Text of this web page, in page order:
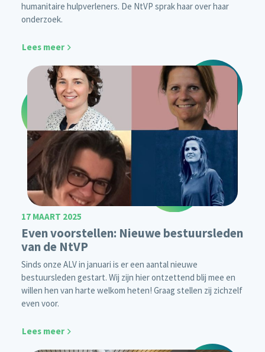
humanitaire hulpverleners. De NtVP sprak haar over haar
onderzoek.
Lees meer
17 MAART 2025
Even voorstellen: Nieuwe bestuursleden
van de NtVP
Sinds onze ALV in januari is er een aantal nieuwe
bestuursleden gestart. Wij zijn hier ontzettend blij mee en
willen hen van harte welkom heten! Graag stellen zij zichzelf
even voor.
Lees meer